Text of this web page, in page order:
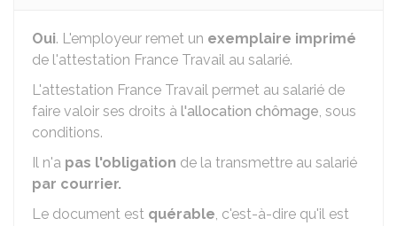
Oui. L'employeur remet un exemplaire imprimé
de l'attestation France Travail au salarié.
L'attestation France Travail permet au salarié de
faire valoir ses droits à l'allocation chômage, sous
conditions.
Il n'a pas l'obligation de la transmettre au salarié
par courrier.
Le document est quérable, c'est-à-dire qu'il est